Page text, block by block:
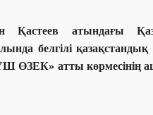
атындағы
белгілі
ӨЗЕК» атты көрмесінің